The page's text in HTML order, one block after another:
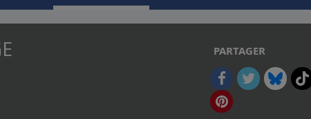
PARTAGER